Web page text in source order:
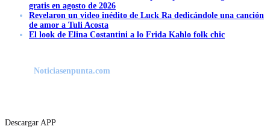
gratis en agosto de 2026
Revelaron un video inédito de Luck Ra dedicándole una canción
de amor a Tuli Acosta
El look de Elina Costantini a lo Frida Kahlo folk chic
Noticiasenpunta.com
Descargar APP